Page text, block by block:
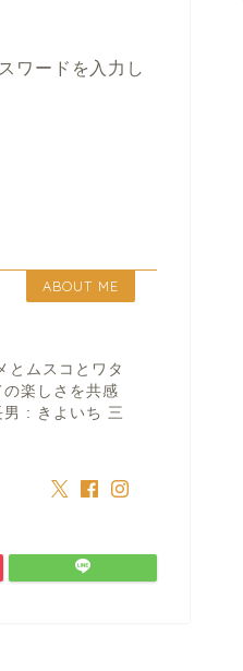
ワードを入力し
ABOUT ME
とムスコとワタ
楽しさを共感
: きよいち 三